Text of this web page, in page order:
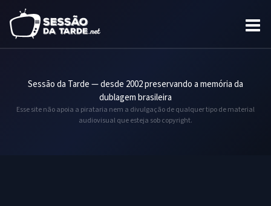
Sessão da Tarde — desde 2002 preservando a memória da
dublagem brasileira
Esse site não apoia a pirataria nem a divulgação de qualquer tipo de material
audiovisual que esteja sob copyright.